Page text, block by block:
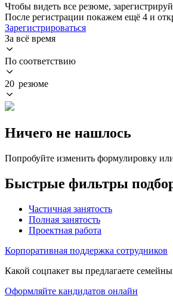
Чтобы видеть все резюме,
После регистрации покажем ещё 4 и
Зарегистрироваться
За всё время
По соответствию
20 резюме
Ничего не нашлось
Попробуйте изменить формулировку
Быстрые фильтры
Частичная занятость
Полная занятость
Проектная работа
Корпоративная поддержка сотрудников
Какой соцпакет вы предлагаете
Оформляйте кандидатов онлайн